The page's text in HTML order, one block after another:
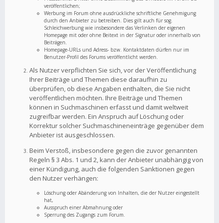
veröffentlichen;
Werbung im Forum ohne ausdrückliche schriftliche Genehmigung
durch den Anbieter zu betreiben. Dies gilt auch für sog.
Schleichwerbung wie insbesondere das Verlinken der eigenen
Homepage mit oder ohne Beitext in der Signatur oder innerhalb von
Beiträgen.
Homepage-URLs und Adress- bzw. Kontaktdaten dürfen nur im
Benutzer-Profil des Forums veröffentlicht werden.
Als Nutzer verpflichten Sie sich, vor der Veröffentlichung
Ihrer Beiträge und Themen diese daraufhin zu
überprüfen, ob diese Angaben enthalten, die Sie nicht
veröffentlichen möchten. Ihre Beiträge und Themen
können in Suchmaschinen erfasst und damit weltweit
zugreifbar werden. Ein Anspruch auf Löschung oder
Korrektur solcher Suchmaschineneinträge gegenüber dem
Anbieter ist ausgeschlossen.
Beim Verstoß, insbesondere gegen die zuvor genannten
Regeln § 3 Abs. 1 und 2, kann der Anbieter unabhängig von
einer Kündigung, auch die folgenden Sanktionen gegen
den Nutzer verhängen:
Löschung oder Abänderung von Inhalten, die der Nutzer eingestellt
hat,
Ausspruch einer Abmahnung oder
Sperrung des Zugangs zum Forum.